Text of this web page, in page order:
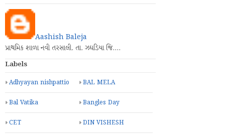
Aashish Baleja
પ્રાથમિક શાળા નવી તરસાલી. તા. ઝઘડિયા જિ.…
Labels
Adhyayan nishpattio BAL MELA
Bal Vatika Bangles Day
CET DIN VISHESH